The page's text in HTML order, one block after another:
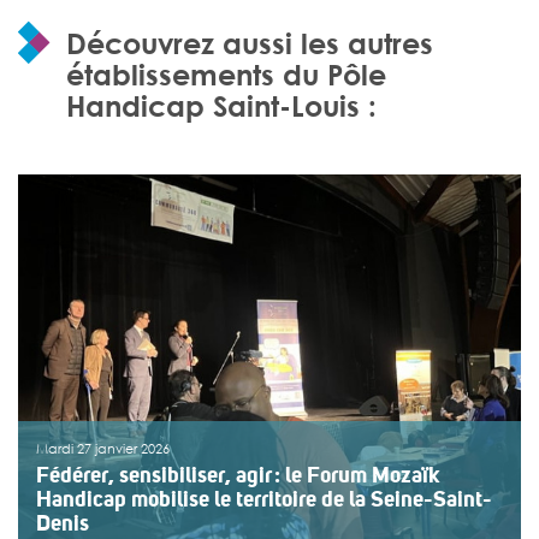
Découvrez aussi les autres
établissements du Pôle
Handicap Saint-Louis :
Mardi 27 janvier 2026
Fédérer, sensibiliser, agir : le Forum Mozaïk
Handicap mobilise le territoire de la Seine-Saint-
Denis